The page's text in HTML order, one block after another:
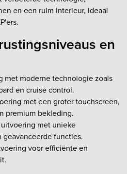
en een ruim interieur, ideaal
en
met moderne technologie zoals
en cruise control.
met een groter touchscreen,
premium bekleding.
met unieke
functies.
voor efficiënte en